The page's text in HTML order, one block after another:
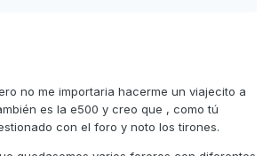
no me importaria hacerme un viajecito a
es la e500 y creo que , como tú
con el foro y noto los tirones.